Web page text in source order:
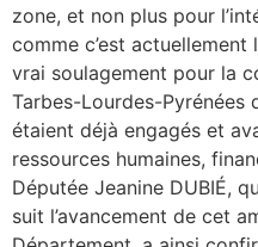
zone, et non plus pour
comme c’est
vrai soulagement pour la
Tarbes-Lourdes-Pyrénées
étaient déjà engagés et
ressources humaines,
Députée Jeanine DUBIÉ,
suit l’avancement de cet